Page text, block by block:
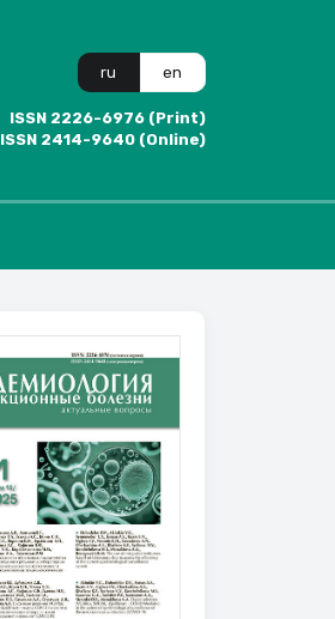
ru en
ISSN 2226-6976 (Print)
ISSN 2414-9640 (Online)